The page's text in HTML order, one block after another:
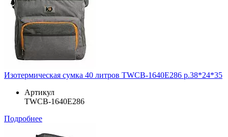
Изотермическая сумка 40 литров TWCB-1640E286 р.38*24*35
Артикул
TWCB-1640E286
Подробнее